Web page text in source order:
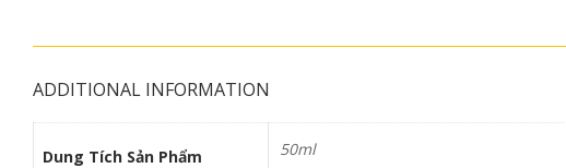
ADDITIONAL INFORMATION
Dung Tích Sản Phẩm 50ml